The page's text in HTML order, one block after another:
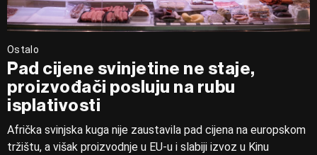
Ostalo
Pad cijene svinjetine ne staje,
proizvođači posluju na rubu
isplativosti
Afrička svinjska kuga nije zaustavila pad cijena na europskom
tržištu, a višak proizvodnje u EU-u i slabiji izvoz u Kinu